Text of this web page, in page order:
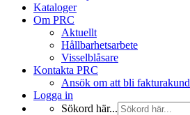
Kataloger
Om PRC
Aktuellt
Hållbarhetsarbete
Visselblåsare
Kontakta PRC
Ansök om att bli fakturakund
Logga in
Sökord här...